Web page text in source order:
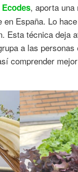
, aporta
España. Lo
Esta técnica deja
a las
comprender